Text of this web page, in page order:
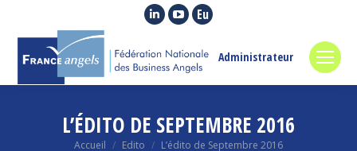
La
LinkedIn
s'ouvre
une
nouvelle
La
YouTube
s'ouvre
une
nouvelle
La
Euroquity
une
nouvelle
Administrateur
L’ÉDITO DE SEPTEMBRE 2016
Vous êtes ici :
Accueil Edito L’édito de Septembre 2016